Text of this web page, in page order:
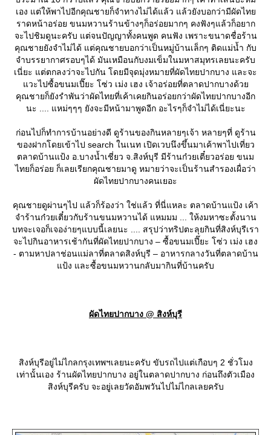
เอง แต่ให้พาไปอีกคุณชายก็จำทางไม่ได้แล้ว แล้วยังบอกว่ามีผัดไท
ราดหน้าอร่อย ขนมหวานร้านข้างๆก็อร่อยมากๆ คงฟังๆแล้วก็อยาก
จะไปชิมดูนะครับ แต่จนปัญญาทั้งคนพูด คนฟัง เพราะขนาดชื่อร้าน
คุณชายยังจำไม่ได้ แต่คุณชายบอกว่าเป็นหมู่บ้านเล็กๆ ติดแม่น้ำ กับ
จำบรรยากาศรอบๆได้ มันเหมือนกับงมเข็มในมหาสมุทรเลยนะครับ
เนี่ยะ แต่ตกลงว่าจะไปกัน โดยมีจุดมุ่งหมายที่ผัดไทยปากบาง และจะ
วะไปซื้อขนมเปี๊ยะ โซ่ว เม่ง เฮง เจ้าอร่อยที่ตลาดปากบางด้ว
คุณชายก็ยังรำพันว่าผัดไทยที่เค้าเคยกินอร่อยกว่าผัดไทยปากบางอีก
นะ .... แหม่ๆๆๆ ยังจะมีหน้ามาพูดอีก อะไรๆก็จำไม่ได้เนี่ยะนะ
ก่อนไปก็ทำการบ้านอย่างดี ดูร้านของกินหลายๆเจ้า หลายๆที่ ดูร้าน
ของฝากโดยเข้าไป search ในเนท เปิดเวบนึงขึ้นมาเค้าพาไปเที่ยว
ตลาดบ้านแป้ง อ.บางน้ำเชี่ยว จ.สิงห์บุรี มีร้านก๋วยเตี๋ยวอร่อย ขนม
ไทยก็อร่อย ก็เลยเรียกคุณชายมาดู หมายว่าจะเป็นร้านสำรองเผื่อว่า
ผัดไทยปากบางคนเยอะ
คุณชายดูผ่านๆไป แล้วก็ร้องว่า ใช่แล้ว ที่นี่แหละ ตลาดบ้านแป้ง เค้า
จำร้านก๋วยเตี๋ยวกับร้านขนมหวานได้ แหมมม ... ให้งมหาซะตั้งนาน
บทจะเจอก็เจอง่ายๆแบบนี้เลยนะ .... สรุปว่าทริปตะลุยกินที่สิงห์บุรีเรา
จะไปกินอาหารเช้ากันที่ผัดไทยปากบาง – ซื้อขนมเปี๊ยะ โซ่ว เม่ง เฮง
- ตามหาปลาช่อนแม่ลาที่ตลาดสิงห์บุรี – อาหารกลางวันที่ตลาดบ้าน
ป้ง และซื้อขนมหวานกลับมากินที่บ้านครับ
ผัดไทยปากบาง @ สิงห์บุรี
สิงห์บุรีอยู่ไม่ไกลกรุงเทพฯเลยนะครับ ขับรถไปแต่เกือบๆ 2 ชั่วโมง
เท่านั้นเอง ร้านผัดไทยปากบาง อยู่ในตลาดปากบาง ก่อนถึงตัวเมือง
สิงห์บุรีครับ จะอยู่เลยวัดอัมพวันไปไม่ไกลเลยครับ